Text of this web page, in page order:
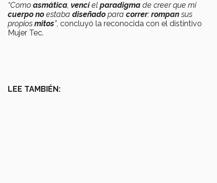
“Como asmática, vencíel paradigma de creer que mi
cuerpo no estaba diseñado para correr: rompansus
propios mitos”, concluyó la reconocida con el distintivo
Mujer Tec.
LEE TAMBIÉN: